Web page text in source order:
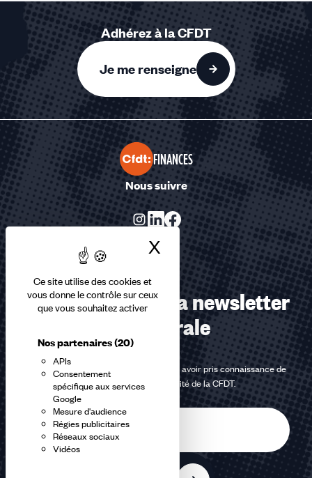
Ce site utilise des cookies et
vous donne le contrôle sur ceux
que vous souhaitez activer
Nos partenaires(20)
APIs
Consentement
spécifique aux services
Google
Mesure d'audience
Régies publicitaires
Réseaux sociaux
Vidéos
X Masquer le
Adhérez à la CFDT
Je me renseigne
FINANCES
Nous suivre
Abonnez-vous à la newsletter
confédérale
En m'inscrivant à la newsletter, j'affirme avoir pris connaissance de
lapolitique de confidentialité de la CFDT.